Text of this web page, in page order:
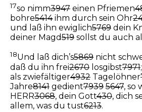
17so nimm3947 einen Pfriemen
bohre5414ihm durch sein Ohr
und laß ihn ewiglich5769 dein
deiner Magd519 sollst du auch
18Und laß dich’s5869 nicht
daß du ihn frei2670 losgibst7971
als zwiefältiger4932 Tagelöhner
Jahre8141 gedient7939 5647, so
HERR3068, dein Gott430, dich
allem, was du tust6213.